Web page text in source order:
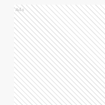
Ads